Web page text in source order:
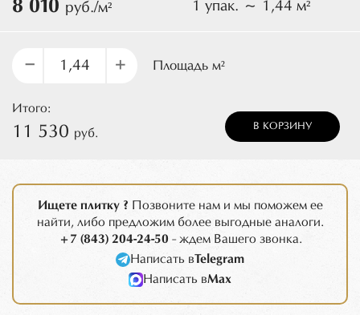
8 010 руб./м² 1 упак. ~ 1,44 м²
– + Площадь м²
Итого:
11 530 руб.
В КОРЗИНУ
Ищете плитку ? Позвоните нам и мы поможем ее
найти, либо предложим более выгодные аналоги.
+7 (843) 204-24-50 - ждем Вашего звонка.
Написать вTelegram
Написать вMax